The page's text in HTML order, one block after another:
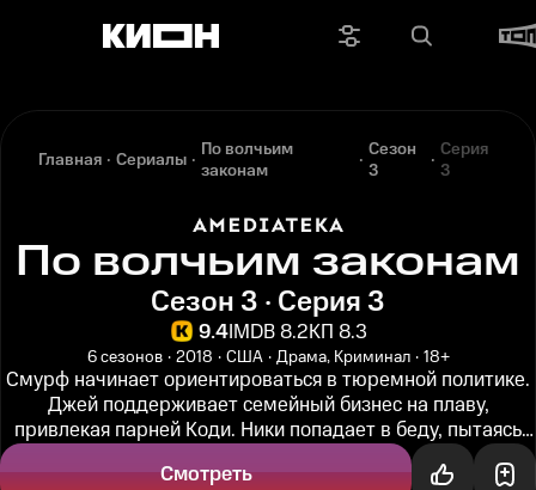
Главная Сериалы
По волчьим
законам
Сезон
3
Серия
3
По волчьим законам
Сезон 3 · Серия 3
9.4IMDB 8.2КП 8.3
6 сезонов 2018 США Драма, Криминал 18+
Смурф начинает ориентироваться в тюремной политике.
Джей поддерживает семейный бизнес на плаву,
привлекая парней Коди. Ники попадает в беду, пытаясь
произвести впечатление на...
Смотреть